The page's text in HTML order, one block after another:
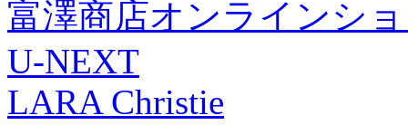
富澤商店オンラインシ
U-NEXT
LARA Christie